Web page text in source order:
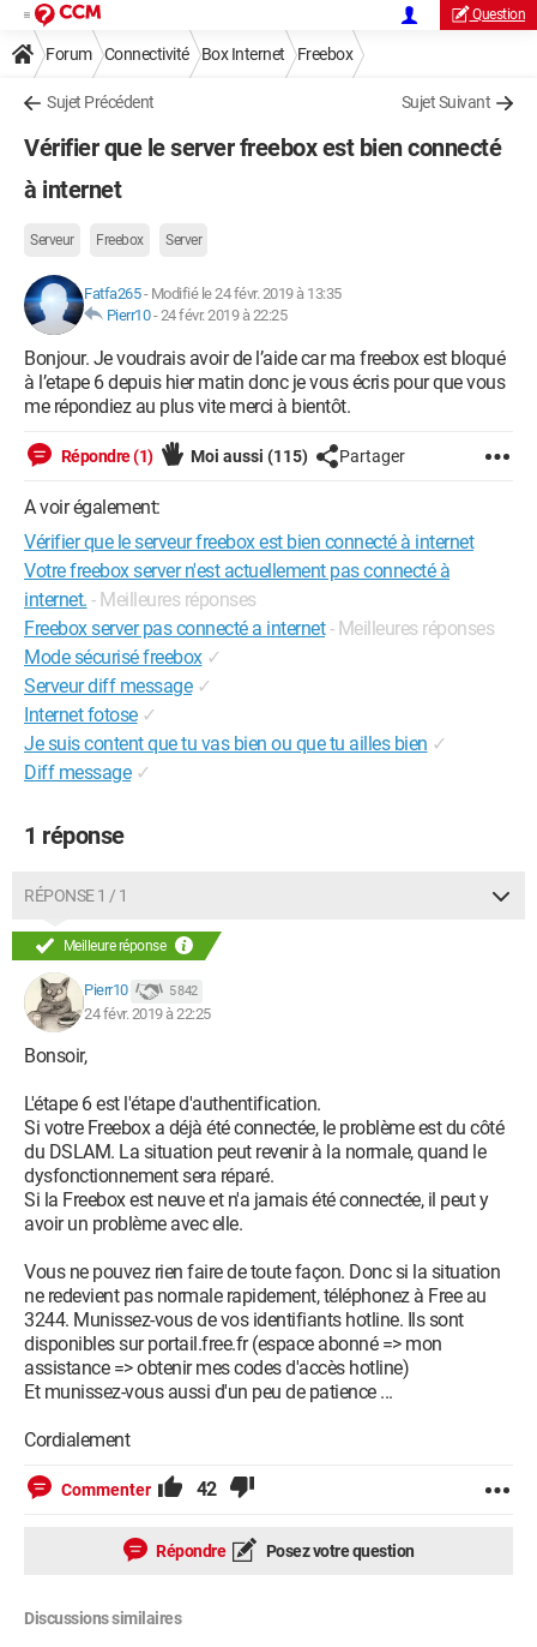
Question
Forum Connectivité Box Internet Freebox
Sujet Précédent Sujet Suivant
Vérifier que le server freebox est bien connecté
à internet
Serveur Freebox Server
Fatfa265- Modifié le 24 févr. 2019 à 13:35
Pierr10-24 févr. 2019 à 22:25
Bonjour. Je voudrais avoir de l’aide car ma freebox est bloqué
à l’etape 6 depuis hier matin donc je vous écris pour que vous
me répondiez au plus vite merci à bientôt.
Répondre (1) Moi aussi (115) Partager
A voir également:
Vérifier que le serveur freebox est bien connecté à internet
Votre freebox server n'est actuellement pas connecté à
internet. - Meilleures réponses
Freebox server pas connecté a internet - Meilleures réponses
Mode sécurisé freebox ✓
Serveur diff message ✓
Internet fotose ✓
Je suis content que tu vas bien ou que tu ailles bien ✓
Diff message ✓
1 réponse
RÉPONSE 1 / 1
Meilleure réponse
Pierr10 5 842
24 févr. 2019 à 22:25
Bonsoir,
L'étape 6 est l'étape d'authentification.
Si votre Freebox a déjà été connectée, le problème est du côté
du DSLAM. La situation peut revenir à la normale, quand le
dysfonctionnement sera réparé.
Si la Freebox est neuve et n'a jamais été connectée, il peut y
avoir un problème avec elle.
Vous ne pouvez rien faire de toute façon. Donc si la situation
ne redevient pas normale rapidement, téléphonez à Free au
3244. Munissez-vous de vos identifiants hotline. Ils sont
disponibles sur portail.free.fr (espace abonné => mon
assistance => obtenir mes codes d'accès hotline)
Et munissez-vous aussi d'un peu de patience ...
Cordialement
Commenter 42
Répondre Posez votre question
Discussions similaires